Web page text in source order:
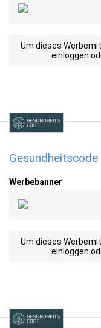
Um dieses
einloggen
Werbebanner
Um dieses
einloggen